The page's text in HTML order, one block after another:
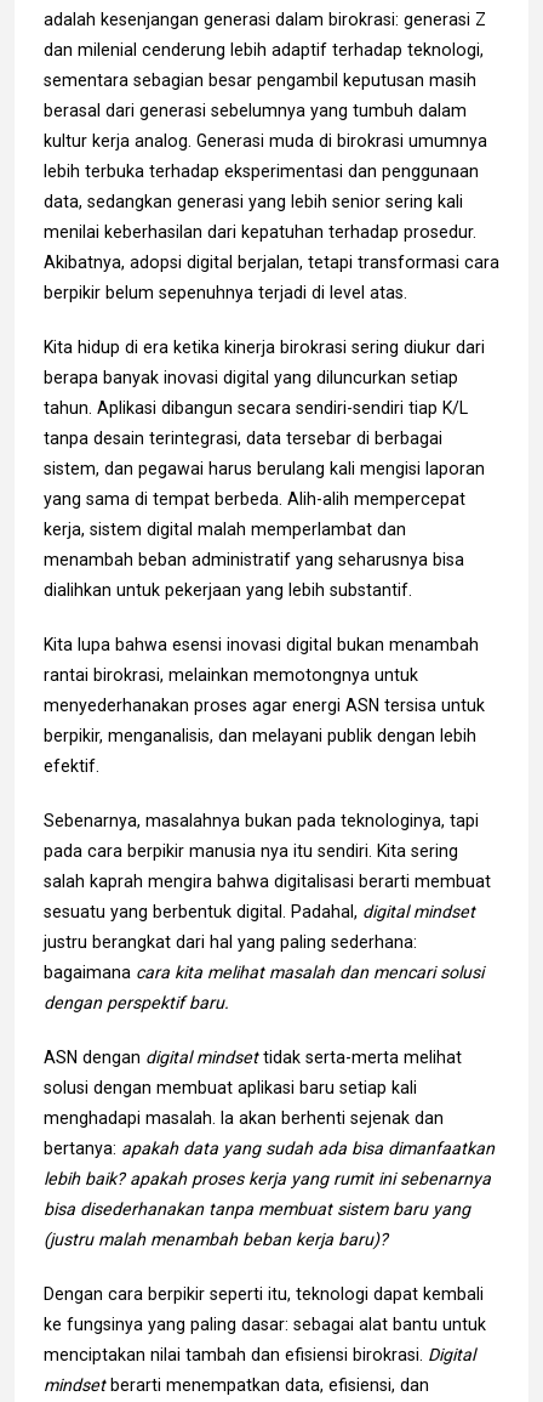
adalah kesenjangan generasi dalam birokrasi: generasi Z
dan milenial cenderung lebih adaptif terhadap teknologi,
sementara sebagian besar pengambil keputusan masih
berasal dari generasi sebelumnya yang tumbuh dalam
kultur kerja analog. Generasi muda di birokrasi umumnya
lebih terbuka terhadap eksperimentasi dan penggunaan
data, sedangkan generasi yang lebih senior sering kali
menilai keberhasilan dari kepatuhan terhadap prosedur.
Akibatnya, adopsi digital berjalan, tetapi transformasi cara
berpikir belum sepenuhnya terjadi di level atas.
Kita hidup di era ketika kinerja birokrasi sering diukur dari
berapa banyak inovasi digital yang diluncurkan setiap
tahun. Aplikasi dibangun secara sendiri-sendiri tiap K/L
tanpa desain terintegrasi, data tersebar di berbagai
sistem, dan pegawai harus berulang kali mengisi laporan
yang sama di tempat berbeda. Alih-alih mempercepat
kerja, sistem digital malah memperlambat dan
menambah beban administratif yang seharusnya bisa
dialihkan untuk pekerjaan yang lebih substantif.
Kita lupa bahwa esensi inovasi digital bukan menambah
rantai birokrasi, melainkan memotongnya untuk
menyederhanakan proses agar energi ASN tersisa untuk
berpikir, menganalisis, dan melayani publik dengan lebih
efektif.
Sebenarnya, masalahnya bukan pada teknologinya, tapi
pada cara berpikir manusia nya itu sendiri. Kita sering
salah kaprah mengira bahwa digitalisasi berarti membuat
sesuatu yang berbentuk digital. Padahal, digital mindset
justru berangkat dari hal yang paling sederhana:
bagaimana cara kita melihat masalah dan mencari solusi
dengan perspektif baru.
ASN dengan digital mindsettidak serta-merta melihat
solusi dengan membuat aplikasi baru setiap kali
menghadapi masalah. Ia akan berhenti sejenak dan
bertanya: apakah data yang sudah ada bisa dimanfaatkan
lebih baik? apakah proses kerja yang rumit ini sebenarnya
bisa disederhanakan tanpa membuat sistem baru yang
(justru malah menambah beban kerja baru)?
Dengan cara berpikir seperti itu, teknologi dapat kembali
ke fungsinya yang paling dasar: sebagai alat bantu untuk
menciptakan nilai tambah dan efisiensi birokrasi. Digital
mindsetberarti menempatkan data, efisiensi, dan